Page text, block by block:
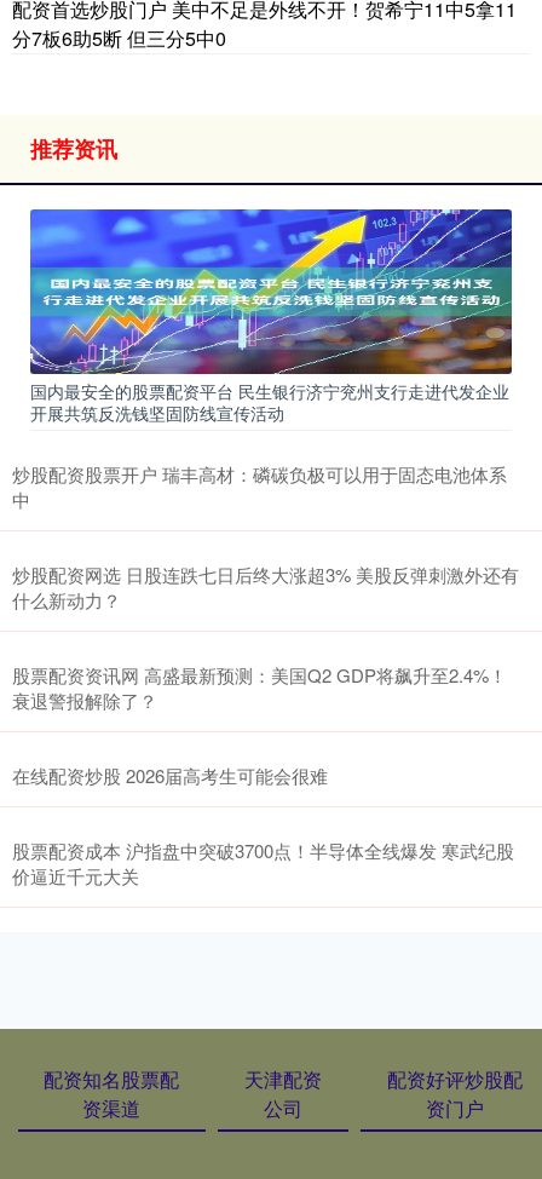
配资首选炒股门户 美中不足是外线不开！贺希宁11中5拿11
分7板6助5断 但三分5中0
推荐资讯
国内最安全的股票配资平台 民生银行济宁兖州支行走进代发企业
开展共筑反洗钱坚固防线宣传活动
炒股配资股票开户 瑞丰高材：磷碳负极可以用于固态电池体系
中
炒股配资网选 日股连跌七日后终大涨超3% 美股反弹刺激外还有
什么新动力？
股票配资资讯网 高盛最新预测：美国Q2 GDP将飙升至2.4%！
衰退警报解除了？
在线配资炒股 2026届高考生可能会很难
股票配资成本 沪指盘中突破3700点！半导体全线爆发 寒武纪股
价逼近千元大关
配资知名股票配
资渠道
天津配资
公司
配资好评炒股配
资门户